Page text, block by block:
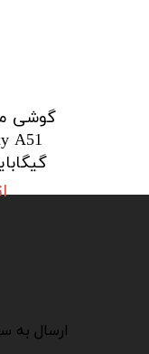
گوشی
گیگابایت و
​​​​​​ارسال به